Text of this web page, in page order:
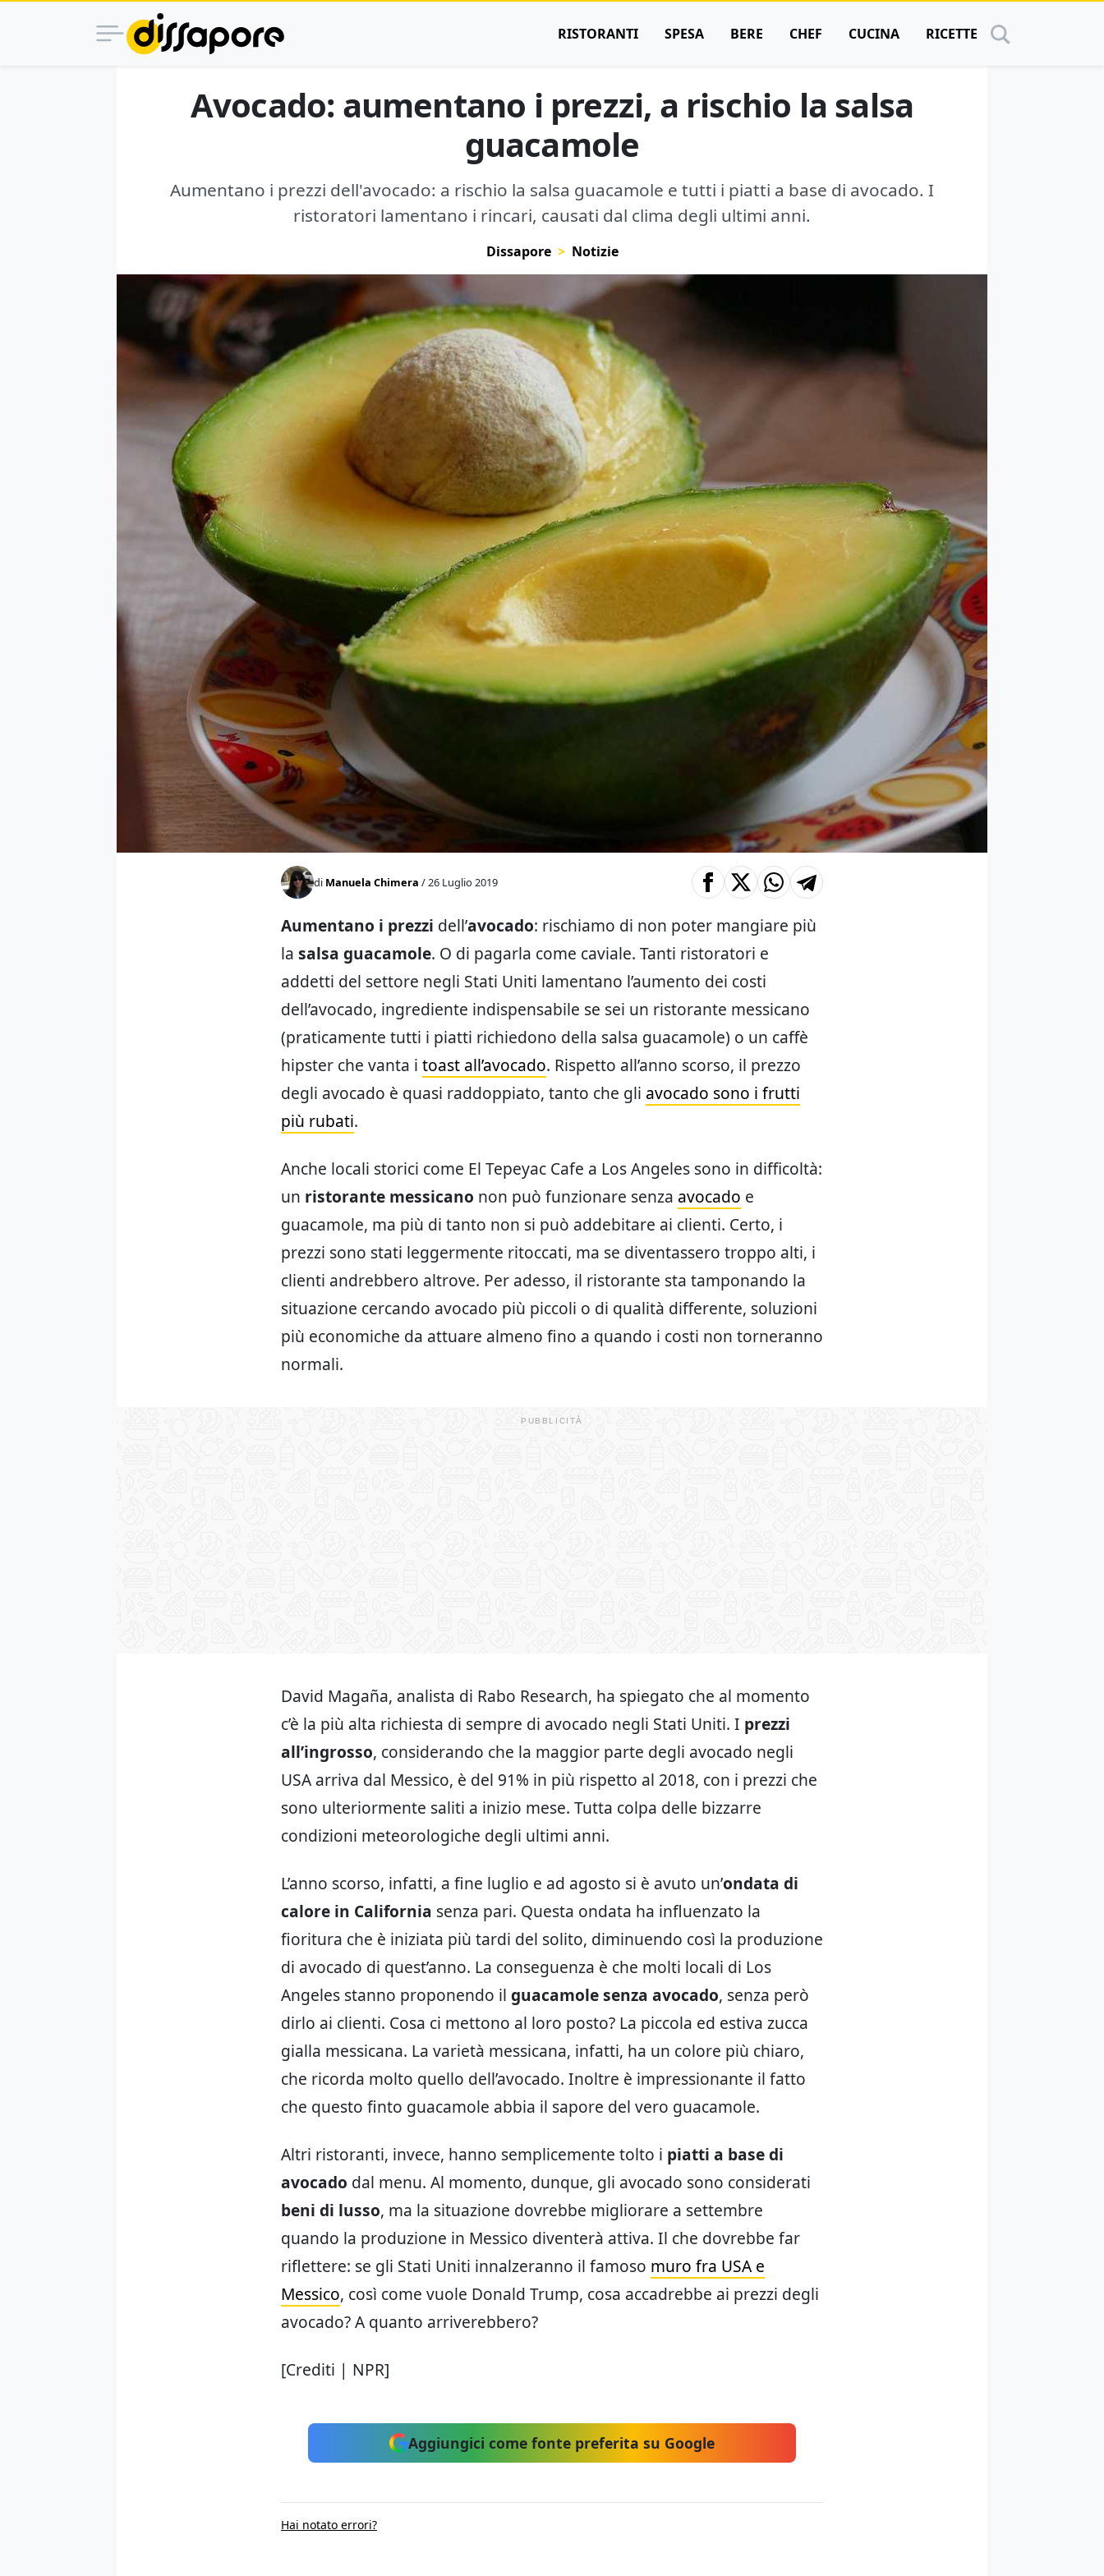
RISTORANTI SPESA BERE CHEF CUCINA RICETTE
Avocado: aumentano i prezzi, a rischio la salsa
guacamole
Aumentano i prezzi dell'avocado: a rischio la salsa guacamole e tutti i piatti a base di avocado. I
ristoratori lamentano i rincari, causati dal clima degli ultimi anni.
Dissapore Notizie
di Manuela Chimera / 26 Luglio 2019
Aumentano i prezzi dell’avocado: rischiamo di non poter mangiare più
la salsa guacamole. O di pagarla come caviale. Tanti ristoratori e
addetti del settore negli Stati Uniti lamentano l’aumento dei costi
dell’avocado, ingrediente indispensabile se sei un ristorante messicano
(praticamente tutti i piatti richiedono della salsa guacamole) o un caffè
hipster che vanta i toast all’avocado. Rispetto all’anno scorso, il prezzo
degli avocado è quasi raddoppiato, tanto che gli avocado sono i frutti
più rubati.
Anche locali storici come El Tepeyac Cafe a Los Angeles sono in difficoltà:
un ristorante messicano non può funzionare senza avocado e
guacamole, ma più di tanto non si può addebitare ai clienti. Certo, i
prezzi sono stati leggermente ritoccati, ma se diventassero troppo alti, i
clienti andrebbero altrove. Per adesso, il ristorante sta tamponando la
situazione cercando avocado più piccoli o di qualità differente, soluzioni
più economiche da attuare almeno fino a quando i costi non torneranno
normali.
David Magaña, analista di Rabo Research, ha spiegato che al momento
c’è la più alta richiesta di sempre di avocado negli Stati Uniti. I prezzi
all’ingrosso, considerando che la maggior parte degli avocado negli
USA arriva dal Messico, è del 91% in più rispetto al 2018, con i prezzi che
sono ulteriormente saliti a inizio mese. Tutta colpa delle bizzarre
condizioni meteorologiche degli ultimi anni.
L’anno scorso, infatti, a fine luglio e ad agosto si è avuto un’ondata di
calore in California senza pari. Questa ondata ha influenzato la
fioritura che è iniziata più tardi del solito, diminuendo così la produzione
di avocado di quest’anno. La conseguenza è che molti locali di Los
Angeles stanno proponendo il guacamole senza avocado, senza però
dirlo ai clienti. Cosa ci mettono al loro posto? La piccola ed estiva zucca
gialla messicana. La varietà messicana, infatti, ha un colore più chiaro,
che ricorda molto quello dell’avocado. Inoltre è impressionante il fatto
che questo finto guacamole abbia il sapore del vero guacamole.
Altri ristoranti, invece, hanno semplicemente tolto i piatti a base di
avocado dal menu. Al momento, dunque, gli avocado sono considerati
beni di lusso, ma la situazione dovrebbe migliorare a settembre
quando la produzione in Messico diventerà attiva. Il che dovrebbe far
riflettere: se gli Stati Uniti innalzeranno il famoso muro fra USA e
Messico, così come vuole Donald Trump, cosa accadrebbe ai prezzi degli
avocado? A quanto arriverebbero?
[Crediti | NPR]
Aggiungici come fonte preferita su Google
Hai notato errori?